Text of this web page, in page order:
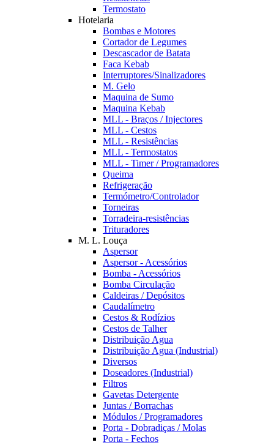
Termostato
Hotelaria
Bombas e Motores
Cortador de Legumes
Descascador de Batata
Faca Kebab
Interruptores/Sinalizadores
M. Gelo
Maquina de Sumo
Maquina Kebab
MLL - Braços / Injectores
MLL - Cestos
MLL - Resistências
MLL - Termostatos
MLL - Timer / Programadores
Queima
Refrigeração
Termómetro/Controlador
Torneiras
Torradeira-resistências
Trituradores
M. L. Louça
Aspersor
Aspersor - Acessórios
Bomba - Acessórios
Bomba Circulação
Caldeiras / Depósitos
Caudalímetro
Cestos & Rodízios
Cestos de Talher
Distribuição Agua
Distribuição Agua (Industrial)
Diversos
Doseadores (Industrial)
Filtros
Gavetas Detergente
Juntas / Borrachas
Módulos / Programadores
Porta - Dobradiças / Molas
Porta - Fechos